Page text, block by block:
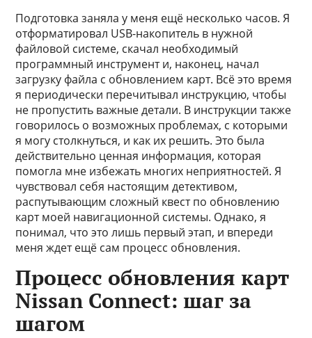
Подготовка заняла у меня ещё несколько часов. Я
отформатировал USB-накопитель в нужной
файловой системе, скачал необходимый
программный инструмент и, наконец, начал
загрузку файла с обновлением карт. Всё это время
я периодически перечитывал инструкцию, чтобы
не пропустить важные детали. В инструкции также
говорилось о возможных проблемах, с которыми
я могу столкнуться, и как их решить. Это была
действительно ценная информация, которая
помогла мне избежать многих неприятностей. Я
чувствовал себя настоящим детективом,
распутывающим сложный квест по обновлению
карт моей навигационной системы. Однако, я
понимал, что это лишь первый этап, и впереди
меня ждет ещё сам процесс обновления.
Процесс обновления карт
Nissan Connect: шаг за
шагом